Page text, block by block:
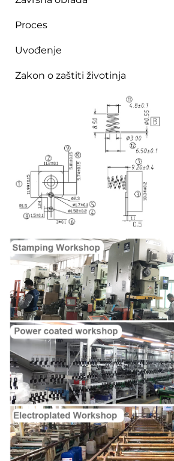
Proces
Uvođenje
Zakon o zaštiti životinja